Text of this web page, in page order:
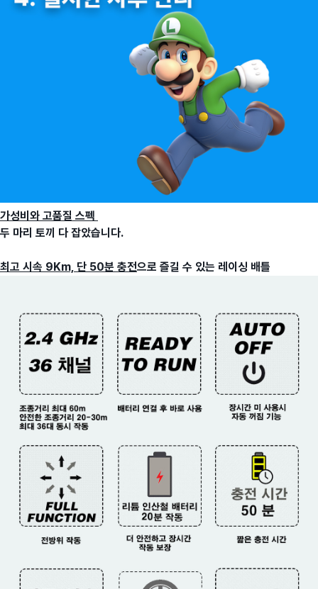
가성비와 고품질 스펙
두 마리 토끼 다 잡았습니다.
최고 시속 9Km, 단 50분 충전으로 즐길 수 있는 레이싱 배틀